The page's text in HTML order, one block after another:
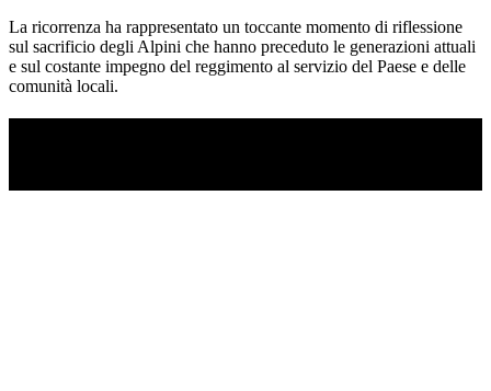
La ricorrenza ha rappresentato un toccante momento di riflessione
sul sacrificio degli Alpini che hanno preceduto le generazioni attuali
e sul costante impegno del reggimento al servizio del Paese e delle
comunità locali.